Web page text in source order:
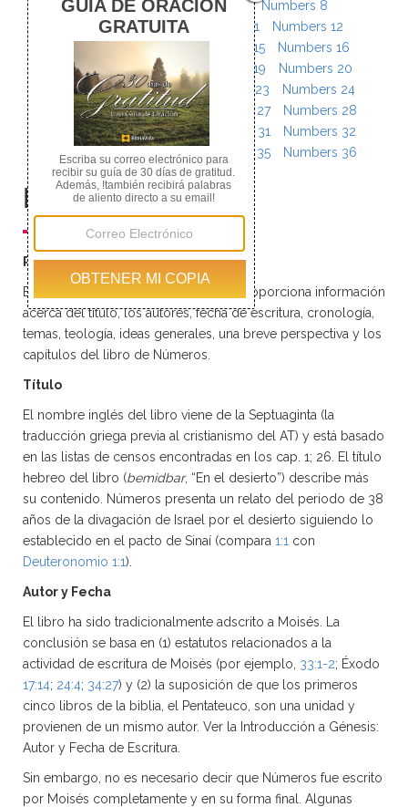
Numbers 5
Numbers 6 Numbers 7
Numbers 8
Numbers 9
Numbers 10 Numbers 11
Numbers 12
Numbers 13
Numbers 15
Numbers 16
Numbers 17
Numbers 18 Numbers 19
Numbers 20
Numbers 21
Numbers 22 Numbers 23
Numbers 24
Numbers 25
Numbers 26 Numbers 27
Numbers 28
Numbers 29
Numbers 30 Numbers 31
Numbers 32
Numbers 33
Numbers 34 Numbers 35 Numbers 36
Resumen
Resumen del Libro de Números
Este resumen del libro de Números proporciona información
acerca del título, los autores, fecha de escritura, cronología,
temas, teología, ideas generales, una breve perspectiva y los
capítulos del libro de Números.
Título
El nombre inglés del libro viene de la Septuaginta (la
traducción griega previa al cristianismo del AT) y está basado
en las listas de censos encontradas en los cap. 1; 26. El título
hebreo del libro (bemidbar, “En el desierto”) describe más
su contenido. Números presenta un relato del periodo de 38
años de la divagación de Israel por el desierto siguiendo lo
establecido en el pacto de Sinaí (compara 1:1 con
Deuteronomio 1:1).
Autor y Fecha
El libro ha sido tradicionalmente adscrito a Moisés. La
conclusión se basa en (1) estatutos relacionados a la
actividad de escritura de Moisés (por ejemplo, 33:1-2; Éxodo
17:14; 24:4; 34:27) y (2) la suposición de que los primeros
cinco libros de la biblia, el Pentateuco, son una unidad y
provienen de un mismo autor. Ver la Introducción a Génesis:
Autor y Fecha de Escritura.
Sin embargo, no es necesario decir que Números fue escrito
por Moisés completamente y en su forma final. Algunas